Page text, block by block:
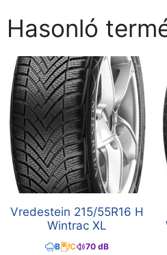
Hasonló
Vredestein 215/55R16 H
Wintrac XL
B C 70 dB